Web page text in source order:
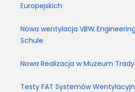
Europejskich
Nowa wentylacja VBW
Schule
Nowa Realizacja w Muzeum
Testy FAT Systemów